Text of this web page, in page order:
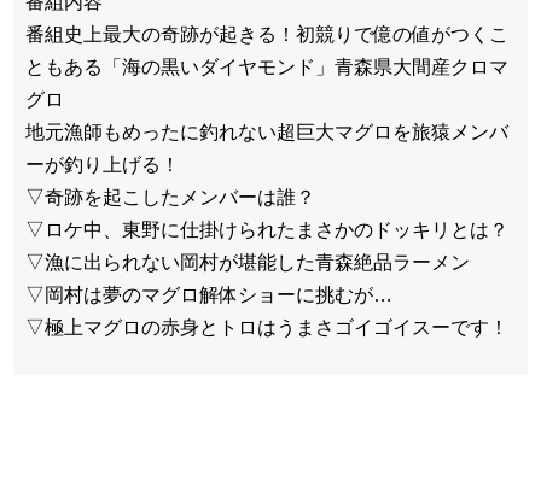
番組史上最大の奇跡が起きる！初競りで億の値がつくこ
ともある「海の黒いダイヤモンド」青森県大間産クロマ
グロ
地元漁師もめったに釣れない超巨大マグロを旅猿メンバ
ーが釣り上げる！
▽奇跡を起こしたメンバーは誰？
▽ロケ中、東野に仕掛けられたまさかのドッキリとは？
▽漁に出られない岡村が堪能した青森絶品ラーメン
▽岡村は夢のマグロ解体ショーに挑むが…
▽極上マグロの赤身とトロはうまさゴイゴイスーです！